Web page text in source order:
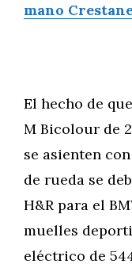
mano
El hecho de
M Bicolour de
se asienten
de rueda se
H&R para el
muelles
eléctrico de